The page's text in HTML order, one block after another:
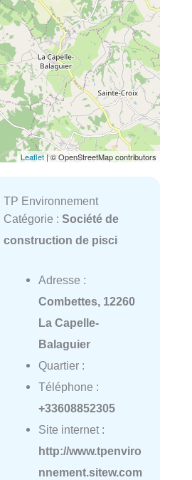
Leaflet| © OpenStreetMap contributors
TP Environnement
Catégorie : Société de
construction de pisci
Adresse :
Combettes, 12260
La Capelle-
Balaguier
Quartier :
Téléphone :
+33608852305
Site internet :
http://www.tpenviro
nnement.sitew.com